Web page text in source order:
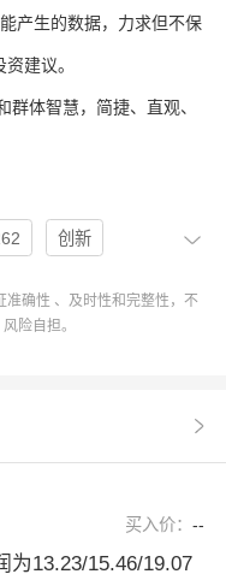
产生的数据，力求但不保
建议。
体智慧，简捷、直观、
创新
舒芬太尼
场准入
确性 、及时性和完整性，不
险自担。
买入价：--
为13.23/15.46/19.07